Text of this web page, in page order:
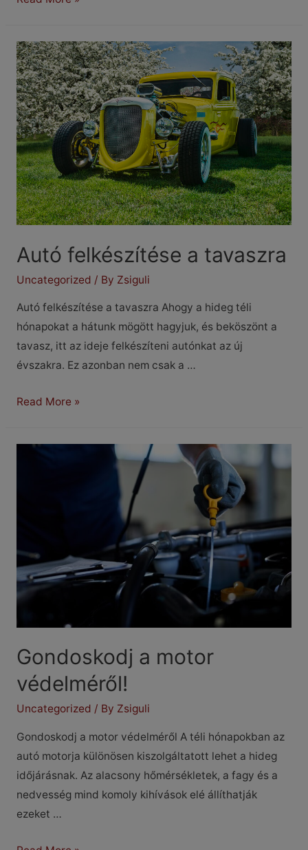
Autó felkészítése a tavaszra
Uncategorized / By Zsiguli
Autó felkészítése a tavaszra Ahogy a hideg téli
hónapokat a hátunk mögött hagyjuk, és beköszönt a
tavasz, itt az ideje felkészíteni autónkat az új
évszakra. Ez azonban nem csak a …
Autó
tavaszra
Read More »
Gondoskodj a motor
védelméről!
Uncategorized / By Zsiguli
Gondoskodj a motor védelméről A téli hónapokban az
autó motorja különösen kiszolgáltatott lehet a hideg
időjárásnak. Az alacsony hőmérsékletek, a fagy és a
nedvesség mind komoly kihívások elé állíthatják
ezeket …